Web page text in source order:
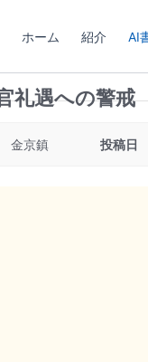
ホーム 紹介 AI
礼遇への警戒
金京鎮 投稿日